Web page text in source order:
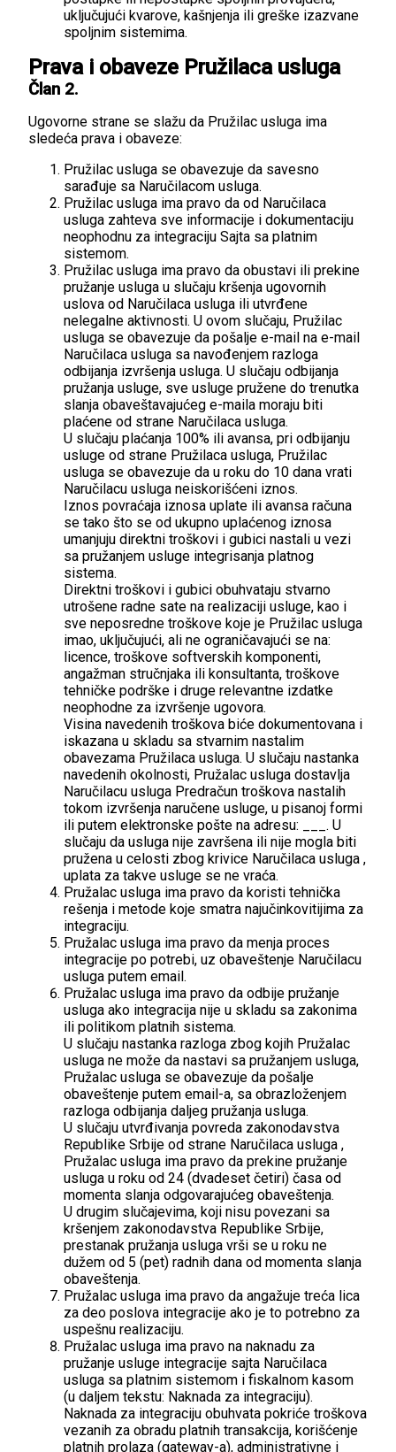
uključujući kvarove, kašnjenja ili greške izazvane
spoljnim sistemima.
Prava i obaveze Pružilaca usluga
Član 2.
Ugovorne strane se slažu da Pružilac usluga ima
sledeća prava i obaveze:
Pružilac usluga se obavezuje da savesno
sarađuje sa Naručilacom usluga.
Pružilac usluga ima pravo da od Naručilaca
usluga zahteva sve informacije i dokumentaciju
neophodnu za integraciju Sajta sa platnim
sistemom.
Pružilac usluga ima pravo da obustavi ili prekine
pružanje usluga u slučaju kršenja ugovornih
uslova od Naručilaca usluga ili utvrđene
nelegalne aktivnosti. U ovom slučaju, Pružilac
usluga se obavezuje da pošalje e-mail na e-mail
Naručilaca usluga sa navođenjem razloga
odbijanja izvršenja usluga. U slučaju odbijanja
pružanja usluge, sve usluge pružene do trenutka
slanja obaveštavajućeg e-maila moraju biti
plaćene od strane Naručilaca usluga.
U slučaju plaćanja 100% ili avansa, pri odbijanju
usluge od strane Pružilaca usluga, Pružilac
usluga se obavezuje da u roku do 10 dana vrati
Naručilacu usluga neiskorišćeni iznos.
Iznos povraćaja iznosa uplate ili avansa računa
se tako što se od ukupno uplaćenog iznosa
umanjuju direktni troškovi i gubici nastali u vezi
sa pružanjem usluge integrisanja platnog
sistema.
Direktni troškovi i gubici obuhvataju stvarno
utrošene radne sate na realizaciji usluge, kao i
sve neposredne troškove koje je Pružilac usluga
imao, uključujući, ali ne ograničavajući se na:
licence, troškove softverskih komponenti,
angažman stručnjaka ili konsultanta, troškove
tehničke podrške i druge relevantne izdatke
neophodne za izvršenje ugovora.
Visina navedenih troškova biće dokumentovana i
iskazana u skladu sa stvarnim nastalim
obavezama Pružilaca usluga. U slučaju nastanka
navedenih okolnosti, Pružalac usluga dostavlja
Naručilacu usluga Predračun troškova nastalih
tokom izvršenja naručene usluge, u pisanoj formi
ili putem elektronske pošte na adresu: ___. U
slučaju da usluga nije završena ili nije mogla biti
pružena u celosti zbog krivice Naručilaca usluga ,
uplata za takve usluge se ne vraća.
Pružalac usluga ima pravo da koristi tehnička
rešenja i metode koje smatra najučinkovitijima za
integraciju.
Pružalac usluga ima pravo da menja proces
integracije po potrebi, uz obaveštenje Naručilacu
usluga putem email.
Pružalac usluga ima pravo da odbije pružanje
usluga ako integracija nije u skladu sa zakonima
ili politikom platnih sistema.
U slučaju nastanka razloga zbog kojih Pružalac
usluga ne može da nastavi sa pružanjem usluga,
Pružalac usluga se obavezuje da pošalje
obaveštenje putem email-a, sa obrazloženjem
razloga odbijanja daljeg pružanja usluga.
U slučaju utvrđivanja povreda zakonodavstva
Republike Srbije od strane Naručilaca usluga ,
Pružalac usluga ima pravo da prekine pružanje
usluga u roku od 24 (dvadeset četiri) časa od
momenta slanja odgovarajućeg obaveštenja.
U drugim slučajevima, koji nisu povezani sa
kršenjem zakonodavstva Republike Srbije,
prestanak pružanja usluga vrši se u roku ne
dužem od 5 (pet) radnih dana od momenta slanja
obaveštenja.
Pružalac usluga ima pravo da angažuje treća lica
za deo poslova integracije ako je to potrebno za
uspešnu realizaciju.
Pružalac usluga ima pravo na naknadu za
pružanje usluge integracije sajta Naručilaca
usluga sa platnim sistemom i fiskalnom kasom
(u daljem tekstu: Naknada za integraciju).
Naknada za integraciju obuhvata pokriće troškova
vezanih za obradu platnih transakcija, korišćenje
platnih prolaza (gateway-a), administrativne i